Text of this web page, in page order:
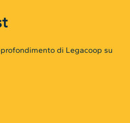
di Legacoop su